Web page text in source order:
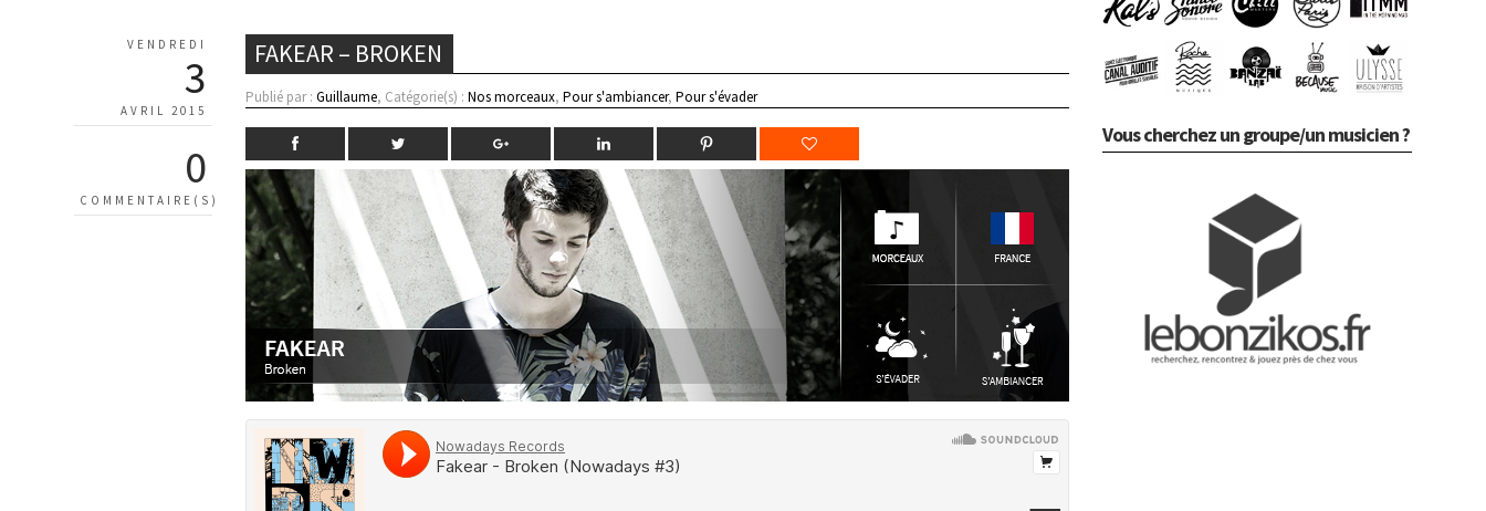
VENDREDI
3
AVRIL 2015
0
COMMENTAIRE(S)
FAKEAR – BROKEN
Publié par :Guillaume, Catégorie(s) :Nos morceaux,Pour s'ambiancer,Pour s'évader
Vous cherchez un groupe/un musicien ?